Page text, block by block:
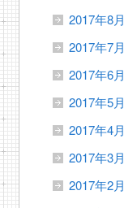
2017年8月
2017年7月
2017年6月
2017年5月
2017年4月
2017年3月
2017年2月